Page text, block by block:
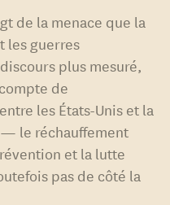
de la menace que la
les guerres
plus mesuré,
de
les États-Unis et la
le réchauffement
et la lutte
pas de côté la